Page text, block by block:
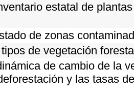
estatal de
de zonas
de vegetación
de cambio de la
y las tasas